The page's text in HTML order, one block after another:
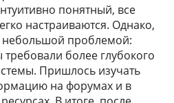
понятный, все
настраиваются. Однако,
небольшой проблемой:
более глубокого
Пришлось изучать
на форумах и в